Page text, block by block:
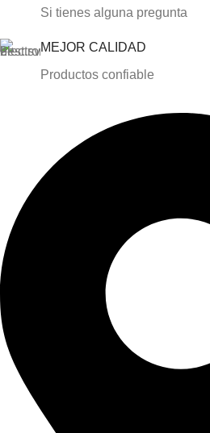
Si tienes alguna pregunta
MEJOR CALIDAD
Productos confiable